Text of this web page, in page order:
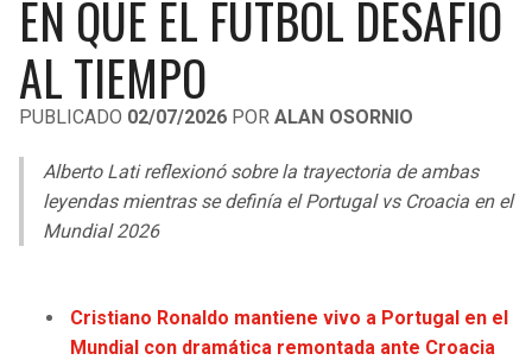
LIGA DE EXPANSIÓN MX
LEAGUES CUP
UEFA EUROPA LEAGUE
UEFA CONFERENCE LEAGUE
MLS
COPA LIBERTADORES
COPA SUDAMERICANA
OTRAS LIGAS
RAIDERS
CHARGERS
RAVENS
CAVALIERS
PISTONS
PACERS
EN QUE EL FÚTBOL DESAFIÓ
AL TIEMPO
PUBLICADO 02/07/2026 POR ALAN OSORNIO
Alberto Lati reflexionó sobre la trayectoria de ambas
leyendas mientras se definía el Portugal vs Croacia en el
Mundial 2026
Cristiano Ronaldo mantiene vivo a Portugal en el
Mundial con dramática remontada ante Croacia